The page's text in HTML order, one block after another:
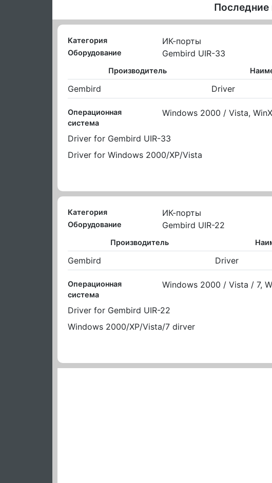
Последние
Категория ИК-порты
Оборудование Gembird UIR-33
Производитель
Gembird Driver
Операционная
система
Windows 2000 / Vista,
Driver for Gembird UIR-33
Driver for Windows 2000/XP/Vista
Категория ИК-порты
Оборудование Gembird UIR-22
Производитель
Gembird Driver
Операционная
система
Windows 2000 / Vista / 7,
Driver for Gembird UIR-22
Windows 2000/XP/Vista/7 dirver